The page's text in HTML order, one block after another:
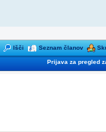
Išči Seznam članov
Prijava za pregled